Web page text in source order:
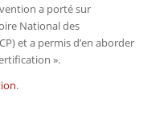
a porté sur
National des
et a permis d’en aborder
».
.